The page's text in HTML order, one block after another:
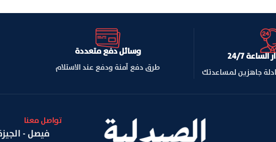
24/7
جاهزين لمساعدتك
وسائل دفع متعددة
طرق دفع آمنة ودفع عند الاستلام
تواصل معنا
فيصل -